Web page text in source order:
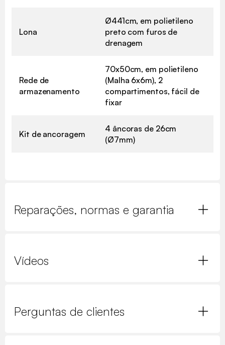
Lona
Ø441cm, em polietileno
preto com furos de
drenagem
Rede de
armazenamento
70x50cm, em polietileno
(Malha 6x6m), 2
compartimentos, fácil de
fixar
Kit de ancoragem
4 âncoras de 26cm
(Ø7mm)
Reparações, normas e garantia
Vídeos
Perguntas de clientes